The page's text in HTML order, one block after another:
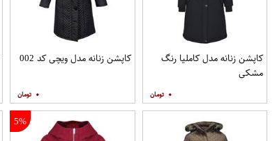
کاپشن زنانه مدل کاملیا رنگ
مشکی
۰
کاپشن زنانه مدل ویچی کد 002
۰
5%